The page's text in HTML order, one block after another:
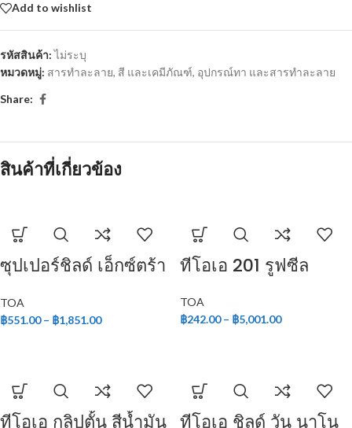
Add to wishlist
รหัสสินค้า:ไม่ระบุ
หมวดหมู่: สารทำละลาย, สี และเคมีภัณฑ์, อุปกรณ์ทา และสารทำละลาย
Share:
สินค้าที่เกี่ยวข้อง
ซุปเปอร์ชิลด์ เอ็กซ์ตร้า
สำหรับภายนอก
TOA
฿551.00 – ฿1,851.00
ทีโอเอ 201 รูฟซีล
TOA
฿242.00 – ฿5,001.00
ทีโอเอ กลิปตั้น สีน้ำมัน ทีโอเอ ชิลด์ วัน นาโน